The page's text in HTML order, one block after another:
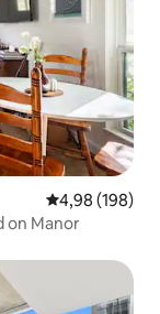
4,98 av 5 i
4,98 (198)
on Manor